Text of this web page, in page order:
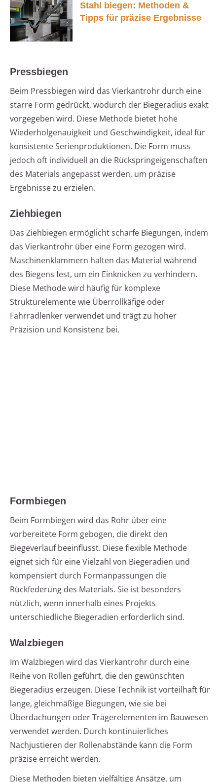
Stahl biegen: Methoden &
Tipps für präzise Ergebnisse
Pressbiegen
Beim Pressbiegen wird das Vierkantrohr durch eine
starre Form gedrückt, wodurch der Biegeradius exakt
vorgegeben wird. Diese Methode bietet hohe
Wiederholgenauigkeit und Geschwindigkeit, ideal für
konsistente Serienproduktionen. Die Form muss
jedoch oft individuell an die Rückspringeigenschaften
des Materials angepasst werden, um präzise
Ergebnisse zu erzielen.
Ziehbiegen
Das Ziehbiegen ermöglicht scharfe Biegungen, indem
das Vierkantrohr über eine Form gezogen wird.
Maschinenklammern halten das Material während
des Biegens fest, um ein Einknicken zu verhindern.
Diese Methode wird häufig für komplexe
Strukturelemente wie Überrollkäfige oder
Fahrradlenker verwendet und trägt zu hoher
Präzision und Konsistenz bei.
Formbiegen
Beim Formbiegen wird das Rohr über eine
vorbereitete Form gebogen, die direkt den
Biegeverlauf beeinflusst. Diese flexible Methode
eignet sich für eine Vielzahl von Biegeradien und
kompensiert durch Formanpassungen die
Rückfederung des Materials. Sie ist besonders
nützlich, wenn innerhalb eines Projekts
unterschiedliche Biegeradien erforderlich sind.
Walzbiegen
Im Walzbiegen wird das Vierkantrohr durch eine
Reihe von Rollen geführt, die den gewünschten
Biegeradius erzeugen. Diese Technik ist vorteilhaft für
lange, gleichmäßige Biegungen, wie sie bei
Überdachungen oder Trägerelementen im Bauwesen
verwendet werden. Durch kontinuierliches
Nachjustieren der Rollenabstände kann die Form
präzise erreicht werden.
Diese Methoden bieten vielfältige Ansätze, um